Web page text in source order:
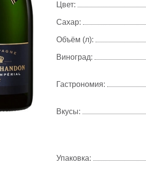
Цвет:
Сахар:
Объём (л):
Виноград:
Гастрономия:
Вкусы:
Упаковка: